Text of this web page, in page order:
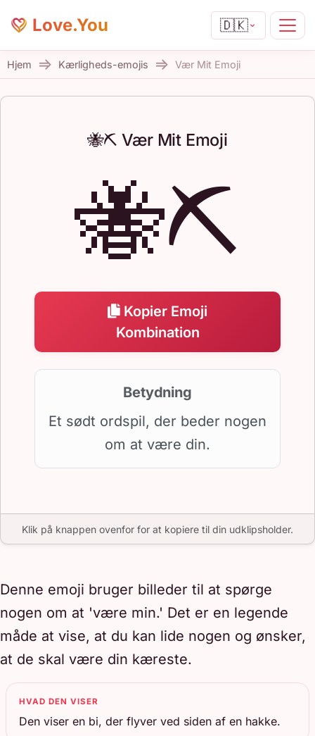
Love.You 🇩🇰
Hjem Kærligheds-emojis Vær Mit Emoji
🐝⛏️ Vær Mit Emoji
🐝⛏️
Kopier Emoji
Kombination
Betydning
Et sødt ordspil, der beder nogen
om at være din.
Klik på knappen ovenfor for at kopiere til din udklipsholder.
Denne emoji bruger billeder til at spørge
nogen om at 'være min.' Det er en legende
måde at vise, at du kan lide nogen og ønsker,
at de skal være din kæreste.
HVAD DEN VISER
Den viser en bi, der flyver ved siden af en hakke.